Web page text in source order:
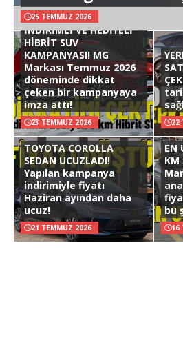
25 TEMMUZ 2026
İNDİRİMLİ VE HEDİYELİ
HİBRİT SUV
KAMPANYASI! MG
Markası Temmuz 2026
döneminde dikkat
çeken bir kampanyaya
imza attı!
23 TEMMUZ 2026 22
TOYOTA COROLLA
SEDAN UCUZLADI!
Yapılan kampanya
indirimiyle fiyatı
Haziran ayından daha
ucuz!
21 TEMMUZ 2026
EN
KM
bu
16